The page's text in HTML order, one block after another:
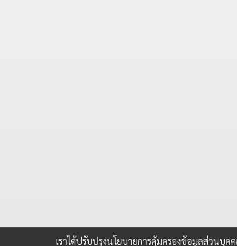
เราได้ปรับปรุงนโยบายการคุ้มครองข้อมูลส่วนบุ